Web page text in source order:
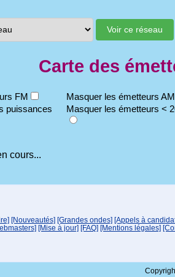
Carte des
FM
Masquer les émetteurs AM
puissances
Masquer les émetteurs <
cours...
[Nouveautés] [Grandes ondes] [Appels à
[Mise à jour] [FAQ] [Mentions légales]